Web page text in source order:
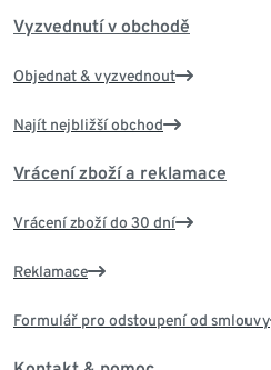
Vyzvednutí v obchodě
Objednat & vyzvednout
Najít nejbližší obchod
Vrácení zboží a reklamace
Vrácení zboží do 30 dní
Reklamace
Formulář pro odstoupení od smlouvy